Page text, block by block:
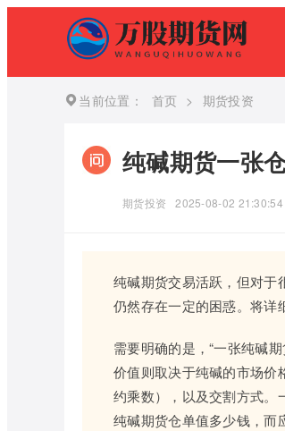
当前位置： 首页 > 期货投资
纯碱期货一张
期货投资 2025-08-02 21:30:54
纯碱期货交易活跃，但对于
仍然存在一定的困惑。将详
需要明确的是，“一张纯碱
价值则取决于纯碱的市场价
约乘数），以及交割方式。
纯碱期货仓单值多少钱，而